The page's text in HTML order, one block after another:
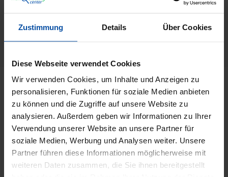
Zustimmung Details Über Cookies
Diese Webseite verwendet Cookies
Wir verwenden Cookies, um Inhalte und Anzeigen zu
personalisieren, Funktionen für soziale Medien anbieten
zu können und die Zugriffe auf unsere Website zu
analysieren. Außerdem geben wir Informationen zu Ihrer
Verwendung unserer Website an unsere Partner für
soziale Medien, Werbung und Analysen weiter. Unsere
Partner führen diese Informationen möglicherweise mit
weiteren Daten zusammen, die Sie ihnen bereitgestellt
Alcina
Herstellernummer:
Beschreibung
ALCINA 5- Minuten- Maske für jede Haut Die 5-Minuten-
Maske mit Rotweinextrakt (Polyphenole) sorgt in 5 Minuten
für sichtbar… Mehr
Informationen zur Produktsicherheit
Trusted Shops Bewertungen